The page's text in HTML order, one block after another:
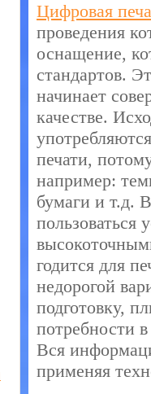
Цифровая
проведения
оснащение,
стандартов.
начинает
качестве.
печати,
например:
бумаги и т.д.
пользоваться
годится для
недорогой
подготовку,
потребности
Вся
применяя